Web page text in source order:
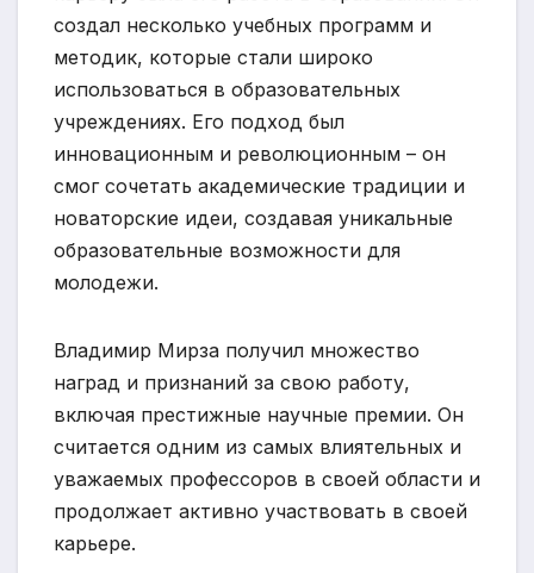
создал несколько учебных программ и
методик, которые стали широко
использоваться в образовательных
учреждениях. Его подход был
инновационным и революционным – он
смог сочетать академические традиции и
новаторские идеи, создавая уникальные
образовательные возможности для
молодежи.
Владимир Мирза получил множество
наград и признаний за свою работу,
включая престижные научные премии. Он
считается одним из самых влиятельных и
уважаемых профессоров в своей области и
продолжает активно участвовать в своей
карьере.